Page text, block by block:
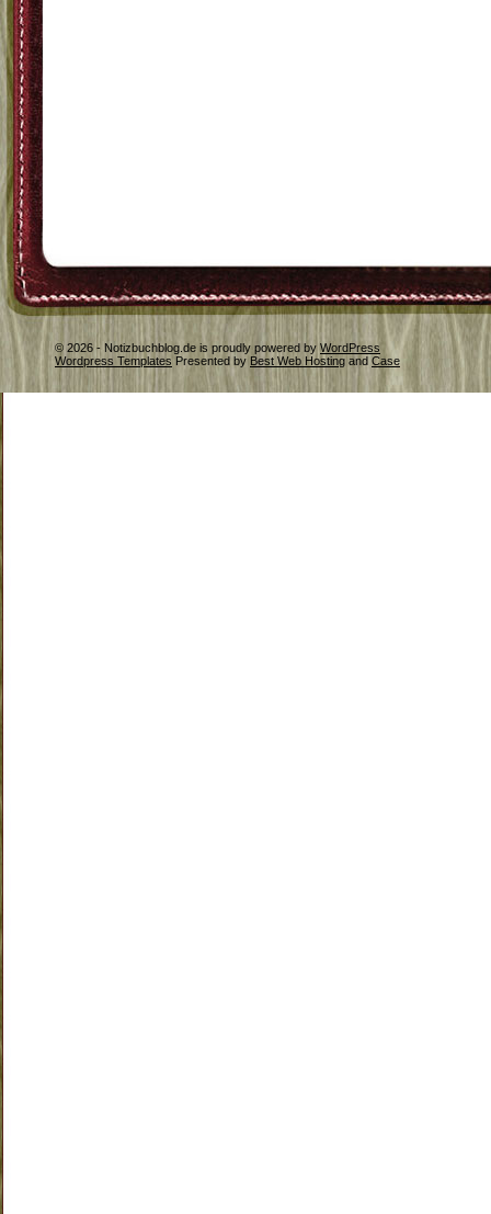
© 2026 - Notizbuchblog.de is proudly powered by WordPress
Wordpress Templates Presented by Best Web Hosting and Case